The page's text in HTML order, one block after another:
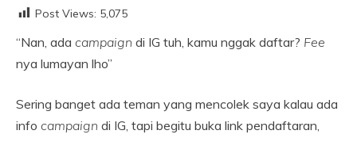
Post Views: 5,075
“Nan, ada campaign di IG tuh, kamu nggak daftar? Fee
nya lumayan lho”
Sering banget ada teman yang mencolek saya kalau ada
info campaign di IG, tapi begitu buka link pendaftaran,